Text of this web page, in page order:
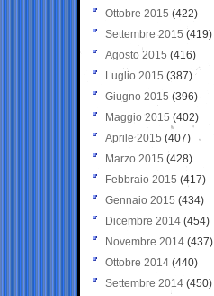
Ottobre 2015 (422)
Settembre 2015 (419)
Agosto 2015 (416)
Luglio 2015 (387)
Giugno 2015 (396)
Maggio 2015 (402)
Aprile 2015 (407)
Marzo 2015 (428)
Febbraio 2015 (417)
Gennaio 2015 (434)
Dicembre 2014 (454)
Novembre 2014 (437)
Ottobre 2014 (440)
Settembre 2014 (450)